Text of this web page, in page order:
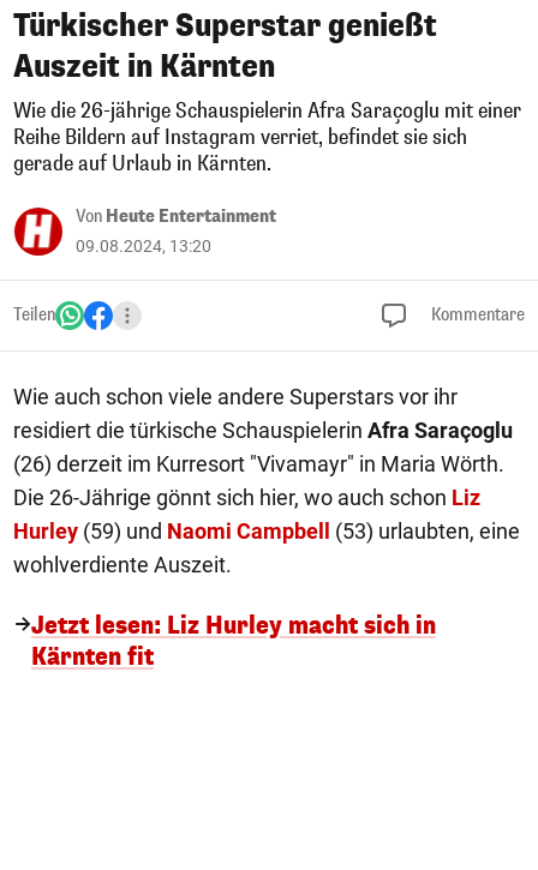
Türkischer Superstar genießt
Auszeit in Kärnten
Wie die 26-jährige Schauspielerin Afra Saraçoglu mit einer
Reihe Bildern auf Instagram verriet, befindet sie sich
gerade auf Urlaub in Kärnten.
Von Heute Entertainment
09.08.2024, 13:20
Teilen Kommentare
Wie auch schon viele andere Superstars vor ihr
residiert die türkische Schauspielerin Afra Saraçoglu
(26) derzeit im Kurresort "Vivamayr" in Maria Wörth.
Die 26-Jährige gönnt sich hier, wo auch schon Liz
Hurley (59) und Naomi Campbell
(53) urlaubten, eine
wohlverdiente Auszeit.
Jetzt lesen: Liz Hurley macht sich in
Kärnten fit